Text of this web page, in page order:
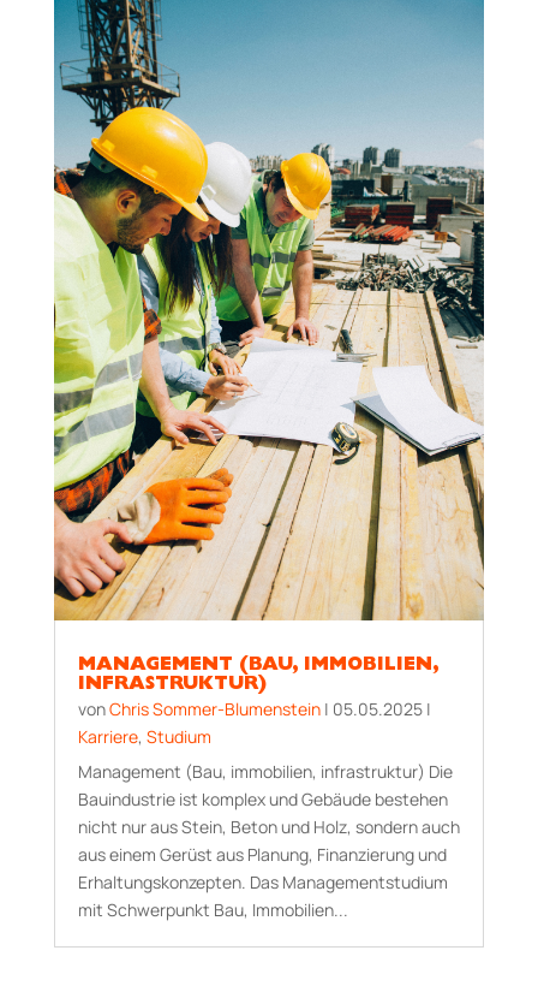
MANAGEMENT (BAU, IMMOBILIEN,
INFRASTRUKTUR)
vonChris Sommer-Blumenstein| 05.05.2025|
Karriere, Studium
Management (Bau, immobilien, infrastruktur) Die
Bauindustrie ist komplex und Gebäude bestehen
nicht nur aus Stein, Beton und Holz, sondern auch
aus einem Gerüst aus Planung, Finanzierung und
Erhaltungskonzepten. Das Managementstudium
mit Schwerpunkt Bau, Immobilien...